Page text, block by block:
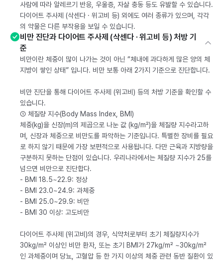
사람에 따라 알레르기 반응, 우울증, 자살 충동 등도 유발할 수 있습니다.
다이어트 주사제 (삭센다 · 위고비 등) 외에도 여러 종류가 있으며, 각각
의 약물은 다른 부작용을 보일 수 있습니다.
비만 진단과 다이어트 주사제 (삭센다 · 위고비 등) 처방 기
준
비만이란 체중이 많이 나가는 것이 아닌 “체내에 과다하게 많은 양의 체
지방이 쌓인 상태” 입니다. 비만 보통 아래 2가지 기준으로 진단합니다.
비만 진단을 통해 다이어트 주사제 (위고비) 등의 처방 기준을 확인할 수
있습니다.
① 체질량 지수(Body Mass Index, BMI)
체중(kg)을 신장(m)의 제곱으로 나눈 값 (kg/m²)을 체질량 지수라고하
며, 신장과 체중으로 비만도를 파악하는 기준입니다. 특별한 장비를 필요
로 하지 않기 때문에 가장 보편적으로 사용됩니다. 다만 근육과 지방량을
구분하지 못하는 단점이 있습니다. 우리나라에서는 체질량 지수가 25를
넘으면 비만으로 진단합다.
- BMI 18.5~22.9: 정상
- BMI 23.0~24.9: 과체중
- BMI 25.0~29.9: 비만
- BMI 30 이상: 고도비만
다이어트 주사제 (위고비)의 경우, 식약처로부터 초기 체질량지수가
30kg/m² 이상인 비만 환자, 또는 초기 BMI가 27kg/m² ~30kg/m²
인 과체중이며 당뇨, 고혈압 등 한 가지 이상의 체중 관련 동반 질환이 있